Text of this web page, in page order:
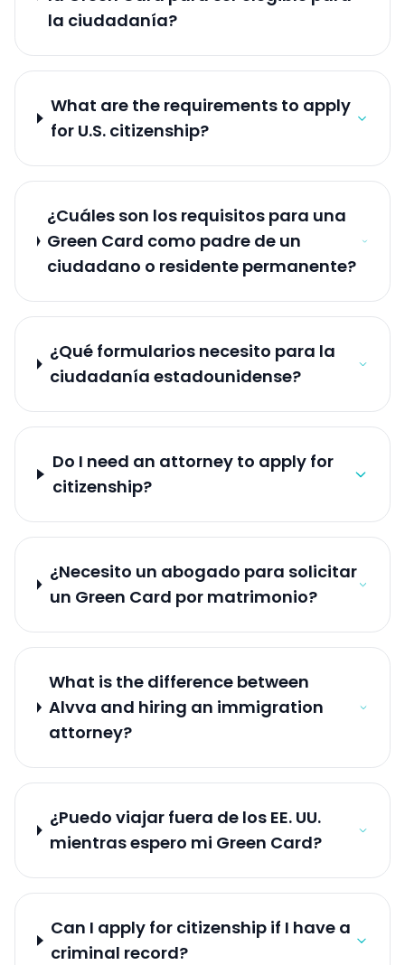
la ciudadanía?
What are the requirements to apply
for U.S. citizenship?
¿Cuáles son los requisitos para una
Green Card como padre de un
ciudadano o residente permanente?
¿Qué formularios necesito para la
ciudadanía estadounidense?
Do I need an attorney to apply for
citizenship?
¿Necesito un abogado para solicitar
un Green Card por matrimonio?
What is the difference between
Alvva and hiring an immigration
attorney?
¿Puedo viajar fuera de los EE. UU.
mientras espero mi Green Card?
Can I apply for citizenship if I have a
criminal record?